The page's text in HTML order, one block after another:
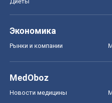
Экономика
Рынки и компании
MedOboz
Новости медицины